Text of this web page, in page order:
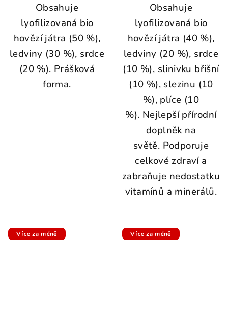
z
hvězdiček.
Obsahuje
lyofilizovaná bio
hovězí játra (50 %),
ledviny (30 %), srdce
(20 %). Prášková
forma.
Obsahuje
lyofilizovaná bio
hovězí játra (40 %),
ledviny (20 %), srdce
(10 %), slinivku břišní
(10 %), slezinu (10
%), plíce (10
%). Nejlepší přírodní
doplněk na
světě. Podporuje
celkové zdraví a
zabraňuje nedostatku
vitamínů a minerálů.
Více za méně Více za méně